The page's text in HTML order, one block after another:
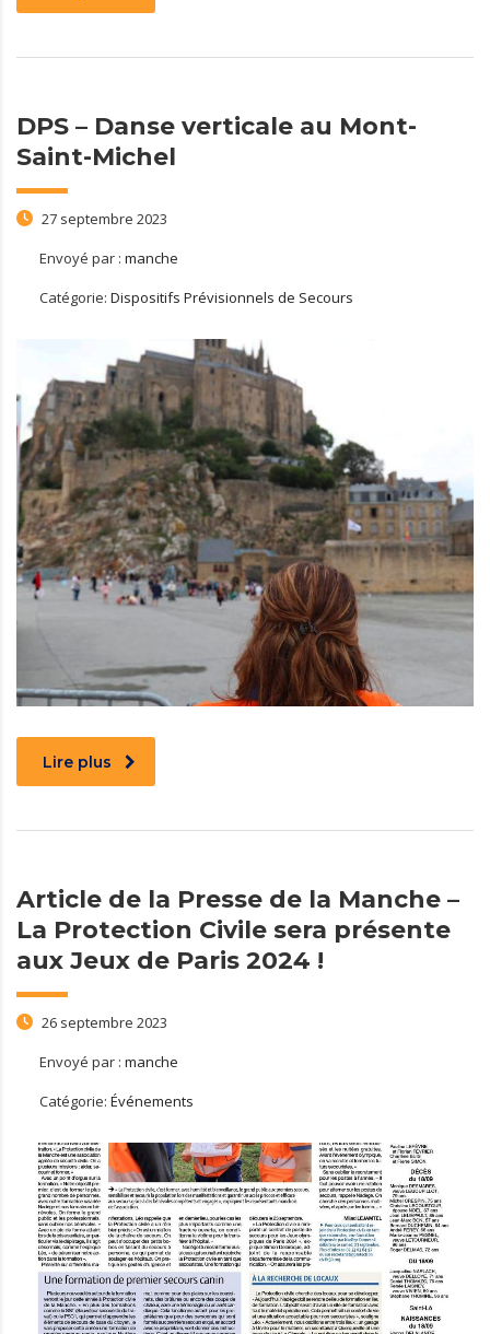
DPS – Danse verticale au Mont-
Saint-Michel
27 septembre 2023
Envoyé par : manche
Catégorie: Dispositifs Prévisionnels de Secours
Lire plus
Article de la Presse de la Manche –
La Protection Civile sera présente
aux Jeux de Paris 2024 !
26 septembre 2023
Envoyé par : manche
Catégorie: Événements